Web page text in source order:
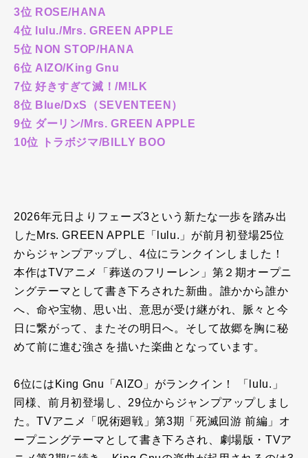
3位 ROSE/HANA
4位 lulu./Mrs. GREEN APPLE
5位 NON STOP/HANA
6位 AIZO/King Gnu
7位 好きすぎて滅！/M!LK
8位 Blue/DxS（SEVENTEEN）
9位 ダーリン/Mrs. GREEN APPLE
10位 トラボジマ/BILLY BOO
2026年元日よりフェーズ3という新たな一歩を踏み出
した Mrs. GREEN APPLE 「 lulu. 」が前月初登場25位
からジャンプアップし、4位にランクインしました！
本作はTVアニメ「葬送のフリーレン」第２期オープニ
ングテーマとして書き下ろされた新曲。誰かから誰か
へ、命や宝物、思い出、意思が受け継がれ、脈々と今
日に繋がって、またその明日へ。そして故郷を胸に秘
めて前に進む強さを描いた楽曲となっています。
6位には King Gnu 「AIZO 」がランクイン！ 「 lulu. 」
同様、前月初登場し、 29位からジャンプアップしまし
た。TVアニメ「呪術廻戦」第3期「死滅回游 前編」オ
ープニングテーマとして書き下ろされ、劇場版・TVア